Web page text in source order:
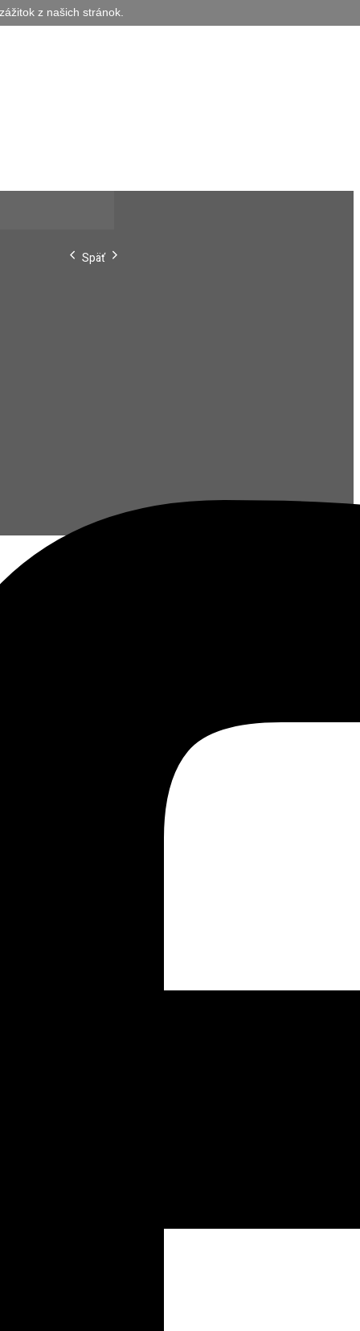
Späť
z našich stránok.